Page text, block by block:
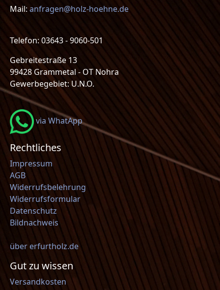
Mail: anfragen@holz-hoehne.de
Telefon: 03643 - 9060-501
Gebreitestraße 13
99428 Grammetal - OT Nohra
Gewerbegebiet: U.N.O.
via WhatApp
Rechtliches
Impressum
AGB
Widerrufsbelehrung
Widerrufsformular
Datenschutz
Bildnachweis
über erfurtholz.de
Gut zu wissen
Versandkosten